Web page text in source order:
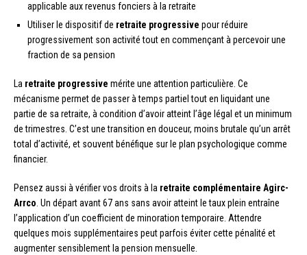
applicable aux revenus fonciers à la retraite
Utiliser le dispositif de retraite progressive pour réduire
progressivement son activité tout en commençant à percevoir une
fraction de sa pension
La retraite progressive mérite une attention particulière. Ce
mécanisme permet de passer à temps partiel tout en liquidant une
partie de sa retraite, à condition d’avoir atteint l’âge légal et un minimum
de trimestres. C’est une transition en douceur, moins brutale qu’un arrêt
total d’activité, et souvent bénéfique sur le plan psychologique comme
financier.
Pensez aussi à vérifier vos droits à la retraite complémentaire Agirc-
Arrco . Un départ avant 67 ans sans avoir atteint le taux plein entraîne
l’application d’un coefficient de minoration temporaire. Attendre
quelques mois supplémentaires peut parfois éviter cette pénalité et
augmenter sensiblement la pension mensuelle.